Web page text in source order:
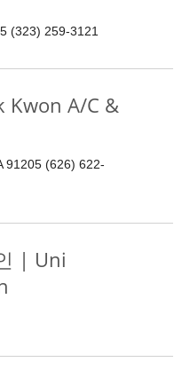
(323) 259-3121
Kwon A/C &
91205 (626) 622-
| Uni